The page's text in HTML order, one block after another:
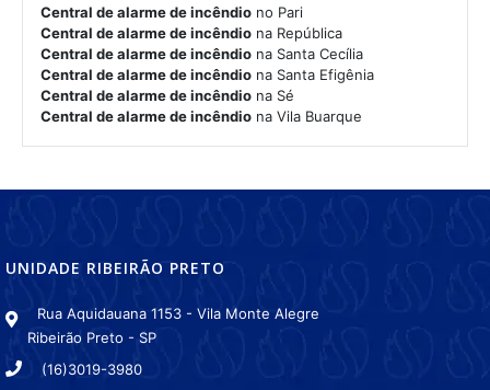
Central de alarme de incêndio no Pari
Central de alarme de incêndio na República
Central de alarme de incêndio na Santa Cecília
Central de alarme de incêndio na Santa Efigênia
Central de alarme de incêndio na Sé
Central de alarme de incêndio na Vila Buarque
UNIDADE RIBEIRÃO PRETO
Rua Aquidauana 1153 - Vila Monte Alegre
Ribeirão Preto - SP
(16)3019-3980